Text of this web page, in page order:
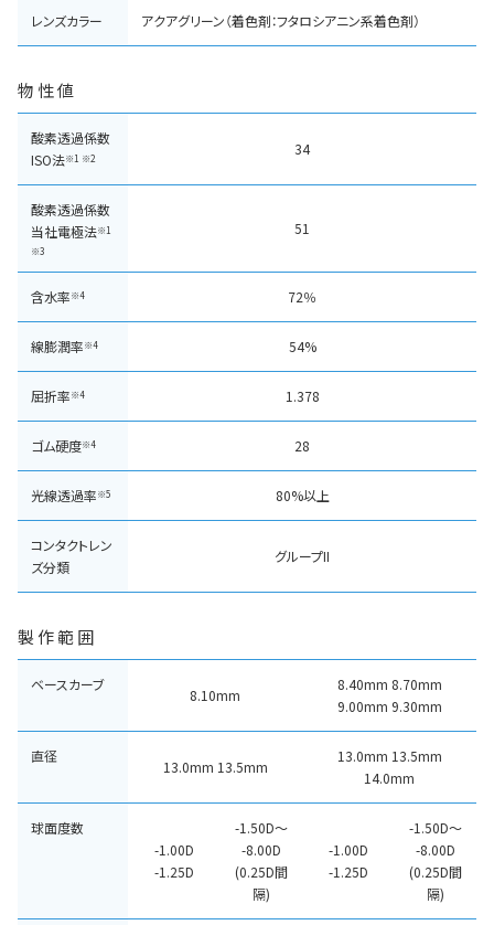
レンズカラー アクアグリーン（着色剤：フタロシアニン系着色剤）
物性値
酸素透過係数
ISO法※1 ※2 34
酸素透過係数
当社電極法※1
※3
51
含水率※4 72％
線膨潤率※4 54%
屈折率※4 1.378
ゴム硬度※4 28
光線透過率※5 80%以上
コンタクトレン
ズ分類
グループII
製作範囲
ベースカーブ
8.10mm
8.40mm 8.70mm
9.00mm 9.30mm
直径
13.0mm 13.5mm
13.0mm 13.5mm
14.0mm
球面度数
-1.00D
-1.25D
-1.50D～
-8.00D
(0.25D間
隔)
-1.00D
-1.25D
-1.50D～
-8.00D
(0.25D間
隔)